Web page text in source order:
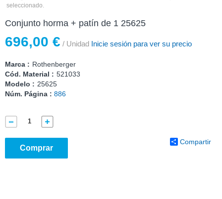
seleccionado.
Conjunto horma + patín de 1 25625
696,00 € / Unidad Inicie sesión para ver su precio
Marca : Rothenberger
Cód. Material : 521033
Modelo : 25625
Núm. Página : 886
Comprar
Compartir